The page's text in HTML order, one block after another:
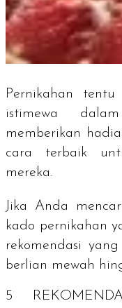
Pernikahan
istimewa
memberikan
cara terbaik
mereka.
Jika Anda
kado pernikahan
rekomendasi
berlian mewah
5